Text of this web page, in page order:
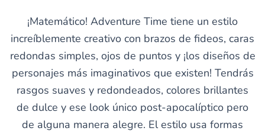
¡Matemático! Adventure Time tiene un estilo
increíblemente creativo con brazos de fideos, caras
redondas simples, ojos de puntos y ¡los diseños de
personajes más imaginativos que existen! Tendrás
rasgos suaves y redondeados, colores brillantes
de dulce y ese look único post-apocalíptico pero
de alguna manera alegre. El estilo usa formas